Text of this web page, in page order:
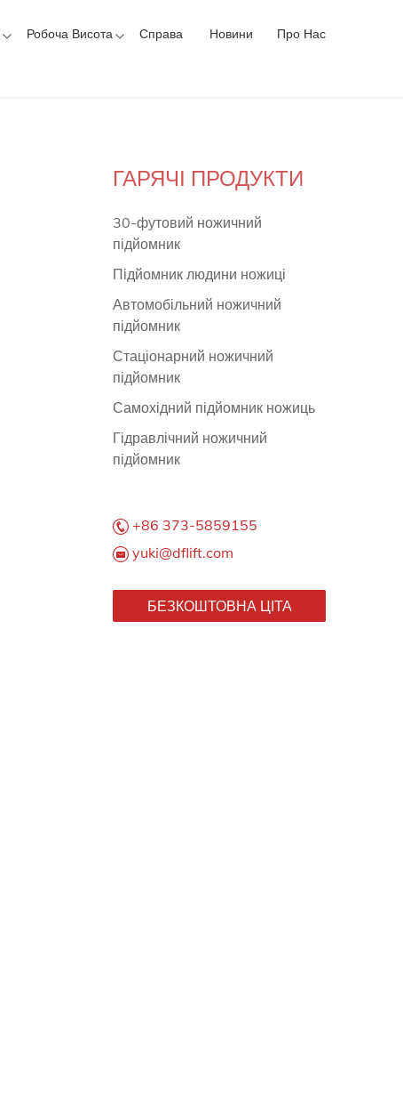
Робоча Висота Справа Новини Про Нас
ГАРЯЧІ ПРОДУКТИ
30-футовий ножичний
підйомник
Підйомник людини ножиці
Автомобільний ножичний
підйомник
Стаціонарний ножичний
підйомник
Самохідний підйомник ножиць
Гідравлічний ножичний
підйомник
+86 373-5859155
yuki@dflift.com
БЕЗКОШТОВНА ЦІТА